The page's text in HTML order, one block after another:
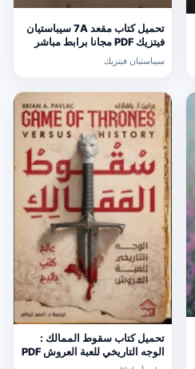
تحميل كتاب مقعد 7A سيباستيان
فيتزيك PDF مجانا برابط مباشر
سيباستيان فيتزيك
تحميل كتاب سقوط الممالك :
الوجه التاريخي للعبة العروش PDF
مجانا